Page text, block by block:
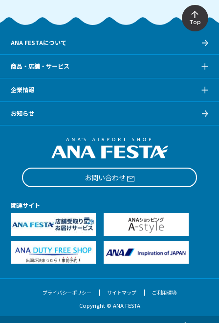
Top
ANA FESTAについて
商品・店舗・サービス
企業情報
お知らせ
お問い合わせ
関連サイト
プライバシーポリシー サイトマップ ご利用環境
Copyright © ANA FESTA